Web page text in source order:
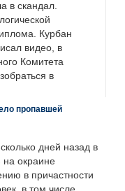
в скандал.
Курбан
видео, в
Комитета
в
пропавшей
дней назад в
окраине
в причастности